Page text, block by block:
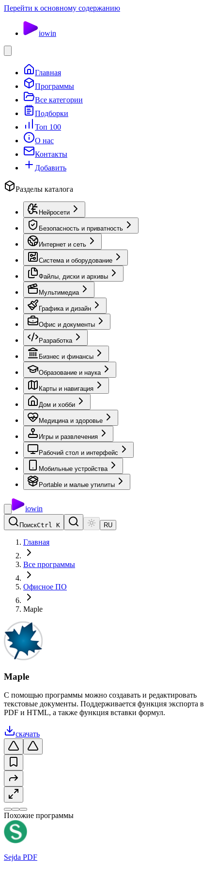
Перейти к основному содержанию
iowin
Главная
Программы
Все категории
Подборки
Топ 100
О нас
Контакты
Добавить
Разделы каталога
Нейросети
Безопасность и приватность
Интернет и сеть
Система и оборудование
Файлы, диски и архивы
Мультимедиа
Графика и дизайн
Офис и документы
Разработка
Бизнес и финансы
Образование и наука
Карты и навигация
Дом и хобби
Медицина и здоровье
Игры и развлечения
Рабочий стол и интерфейс
Мобильные устройства
Portable и малые утилиты
iowin
ПоискCtrl K RU
Главная
Все программы
Офисное ПО
Maple
Maple
С помощью программы можно создавать и редактировать
текстовые документы. Поддерживается функция экспорта в
PDF и HTML, а также функция вставки формул.
скачать
Похожие программы
Sejda PDF